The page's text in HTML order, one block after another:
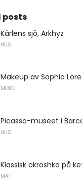
posts
Kärlens sjö, Arkhyz
HUS
Makeup av Sophia
MODE
Picasso-museet i
HUS
Klassisk okroshka på
MAT